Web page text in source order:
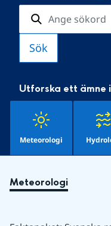
Utforska ett ämne
Meteorologi
Meteorologi